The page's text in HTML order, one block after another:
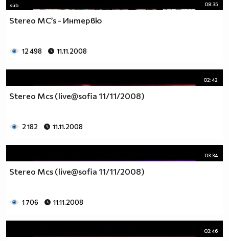
sub 08:35
Stereo MC’s - Интервю
12 498 11.11.2008
02:42
Stereo Mcs (live@sofia 11/11/2008)
2 182 11.11.2008
03:34
Stereo Mcs (live@sofia 11/11/2008)
1 706 11.11.2008
03:46